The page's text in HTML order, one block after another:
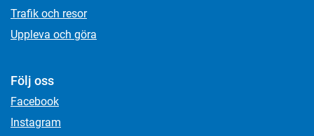
Trafik och resor
Uppleva och göra
Följ oss
Facebook
Instagram